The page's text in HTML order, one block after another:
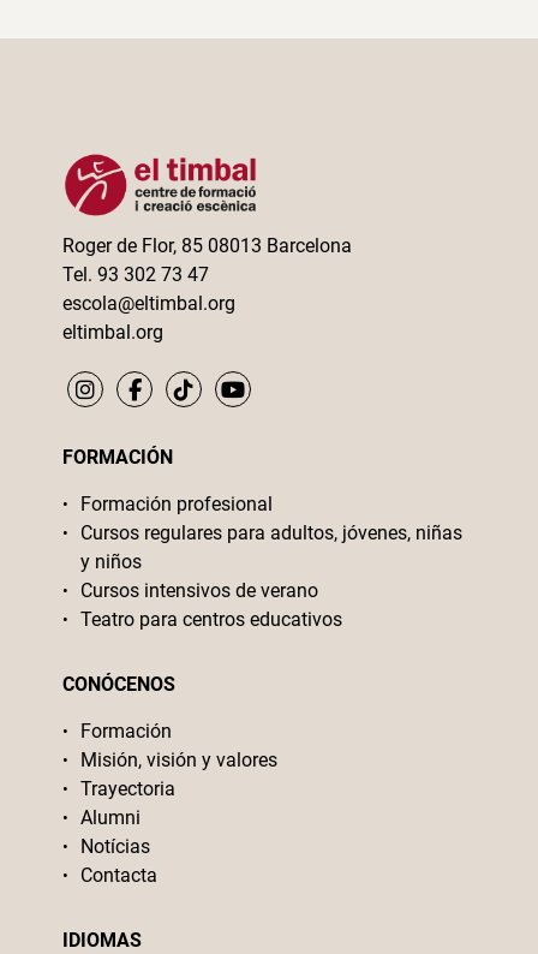
Roger de Flor, 85 08013 Barcelona
Tel. 93 302 73 47
escola@eltimbal.org
eltimbal.org
FORMACIÓN
Formación profesional
Cursos regulares para adultos, jóvenes, niñas
y niños
Cursos intensivos de verano
Teatro para centros educativos
CONÓCENOS
Formación
Misión, visión y valores
Trayectoria
Alumni
Notícias
Contacta
IDIOMAS